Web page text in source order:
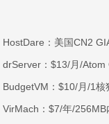
不限流量/免费CNIX/
CMIN2/AS4837高速
4T流量
年付8折起/新用户下
HostDare：美国CN2
drServer：$13/月/Atom
BudgetVM：$10/月/1
VirMach：$7/年/256MB